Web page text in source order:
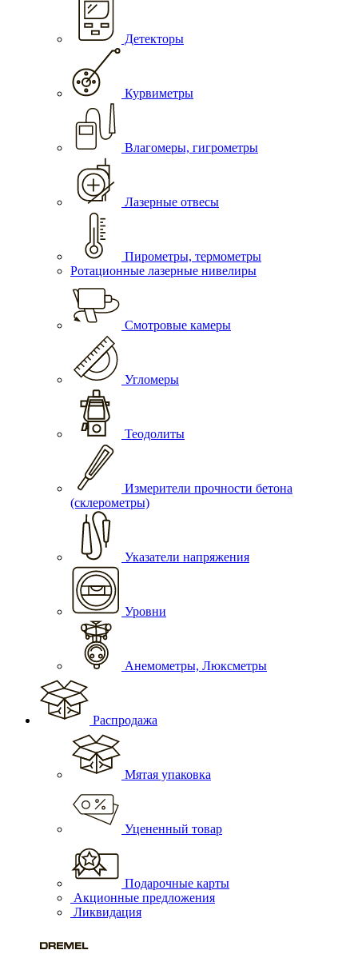
Детекторы
Курвиметры
Влагомеры, гигрометры
Лазерные отвесы
Пирометры, термометры
Ротационные лазерные нивелиры
Смотровые камеры
Угломеры
Теодолиты
Измерители прочности бетона
(склерометры)
Указатели напряжения
Уровни
Анемометры, Люксметры
Распродажа
Мятая упаковка
Уцененный товар
Подарочные карты
Акционные предложения
Ликвидация